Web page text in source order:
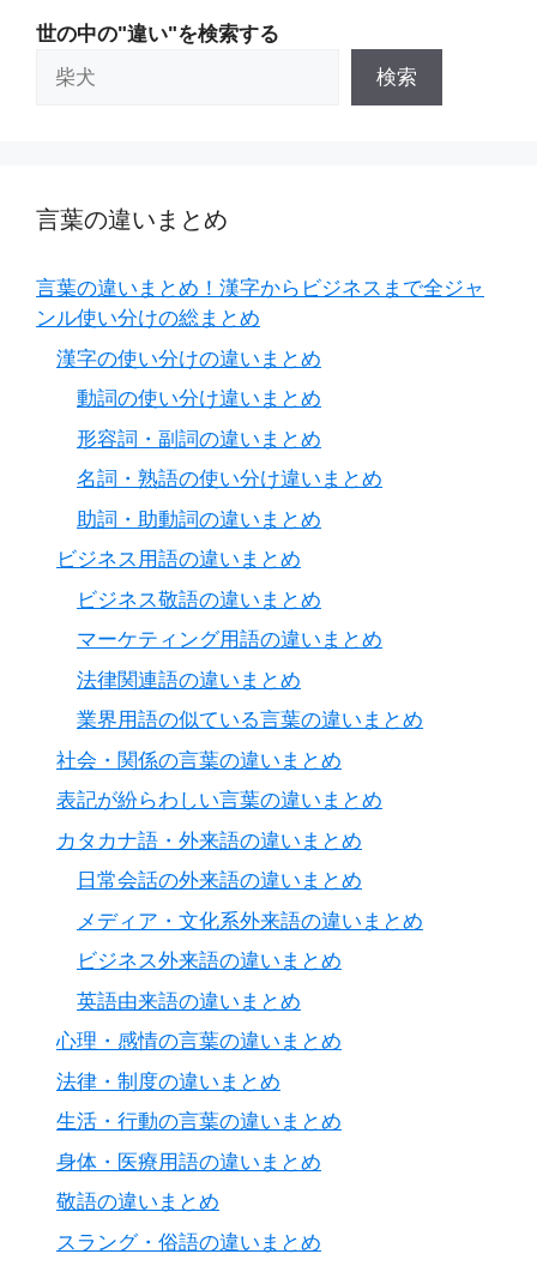
世の中の"違い"を検索する
検索
言葉の違いまとめ
言葉の違いまとめ！漢字からビジネスまで全ジャ
ンル使い分けの総まとめ
漢字の使い分けの違いまとめ
動詞の使い分け違いまとめ
形容詞・副詞の違いまとめ
名詞・熟語の使い分け違いまとめ
助詞・助動詞の違いまとめ
ビジネス用語の違いまとめ
ビジネス敬語の違いまとめ
マーケティング用語の違いまとめ
法律関連語の違いまとめ
業界用語の似ている言葉の違いまとめ
社会・関係の言葉の違いまとめ
表記が紛らわしい言葉の違いまとめ
カタカナ語・外来語の違いまとめ
日常会話の外来語の違いまとめ
メディア・文化系外来語の違いまとめ
ビジネス外来語の違いまとめ
英語由来語の違いまとめ
心理・感情の言葉の違いまとめ
法律・制度の違いまとめ
生活・行動の言葉の違いまとめ
身体・医療用語の違いまとめ
敬語の違いまとめ
スラング・俗語の違いまとめ